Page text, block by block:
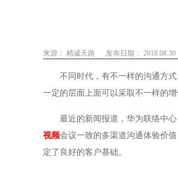
来源： 精诚天路 发布日期： 2018.08.30
不同时代，有不一样的沟通方
一定的层面上面可以采取不一样的
最近的新闻报道，华为联络中
视频会议一致的多渠道沟通体验价
定了良好的客户基础。